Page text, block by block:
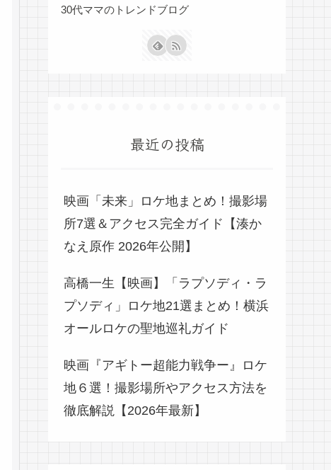
30代ママのトレンドブログ
最近の投稿
映画「未来」ロケ地まとめ！撮影場
所7選＆アクセス完全ガイド【湊か
なえ原作 2026年公開】
高橋一生【映画】「ラプソディ・ラ
プソディ」ロケ地21選まとめ！横浜
オールロケの聖地巡礼ガイド
映画『アギトー超能力戦争ー』ロケ
地６選！撮影場所やアクセス方法を
徹底解説【2026年最新】